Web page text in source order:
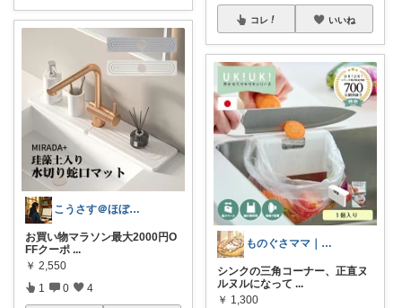
こうさす＠ほぼ毎日更新
お買い物マラソン最大2000円O
FFクーポ ...
￥ 2,550
1 0 4
コレ いいね
ものぐさママ｜家事ラク神アイテム
シンクの三角コーナー、正直ヌ
ルヌルになって ...
￥ 1,300